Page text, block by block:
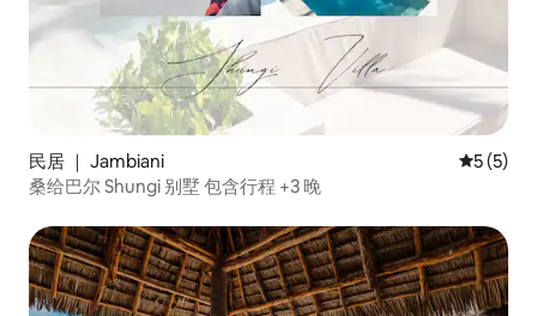
民居 ｜ Jambiani 平均评分
5 (5)
桑给巴尔 Shungi 别墅 包含行程 +3 晚